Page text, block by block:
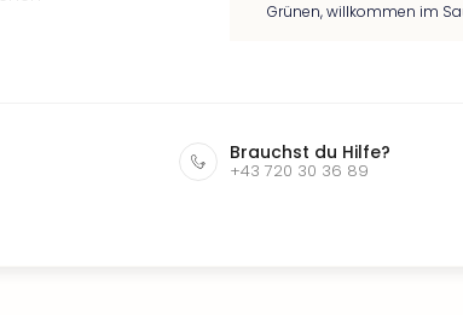
Grünen, willkommen im
Brauchst du Hilfe?
+43 720 30 36 89